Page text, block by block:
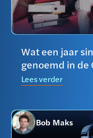
Wat een jaar
genoemd in de
Lees verder
Bob Maks